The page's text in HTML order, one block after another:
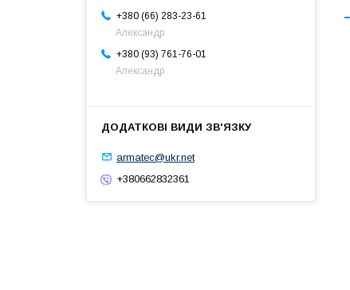
+380 (66) 283-23-61
Александр
+380 (93) 761-76-01
Александр
armatec@ukr.net
+380662832361